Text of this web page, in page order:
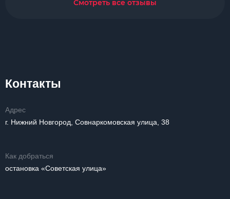
Смотреть все отзывы
Контакты
Адрес
г. Нижний Новгород, Совнаркомовская улица, 38
Как добраться
остановка «Советская улица»